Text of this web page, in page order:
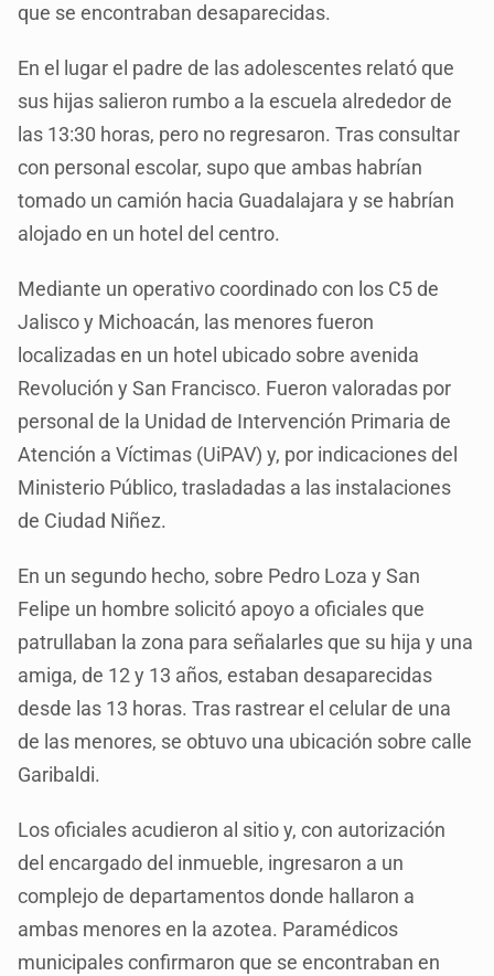
que se encontraban desaparecidas.
En el lugar el padre de las adolescentes relató que
sus hijas salieron rumbo a la escuela alrededor de
las 13:30 horas, pero no regresaron. Tras consultar
con personal escolar, supo que ambas habrían
tomado un camión hacia Guadalajara y se habrían
alojado en un hotel del centro.
Mediante un operativo coordinado con los C5 de
Jalisco y Michoacán, las menores fueron
localizadas en un hotel ubicado sobre avenida
Revolución y San Francisco. Fueron valoradas por
personal de la Unidad de Intervención Primaria de
Atención a Víctimas (UiPAV) y, por indicaciones del
Ministerio Público, trasladadas a las instalaciones
de Ciudad Niñez.
En un segundo hecho, sobre Pedro Loza y San
Felipe un hombre solicitó apoyo a oficiales que
patrullaban la zona para señalarles que su hija y una
amiga, de 12 y 13 años, estaban desaparecidas
desde las 13 horas. Tras rastrear el celular de una
de las menores, se obtuvo una ubicación sobre calle
Garibaldi.
Los oficiales acudieron al sitio y, con autorización
del encargado del inmueble, ingresaron a un
complejo de departamentos donde hallaron a
ambas menores en la azotea. Paramédicos
municipales confirmaron que se encontraban en